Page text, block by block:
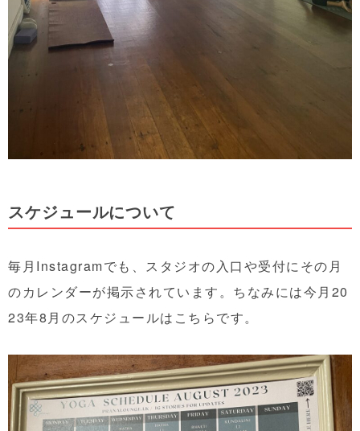
スケジュールについて
毎月Instagramでも、スタジオの入口や受付にその月
のカレンダーが掲示されています。ちなみには今月20
23年8月のスケジュールはこちらです。